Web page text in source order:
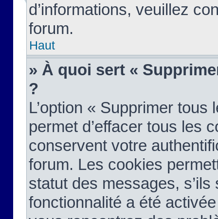
d’informations, veuillez
forum.
Haut
» À quoi sert «
?
L’option « Supprimer
permet d’effacer tous les
conservent votre
forum. Les cookies
statut des messages,
fonctionnalité a été